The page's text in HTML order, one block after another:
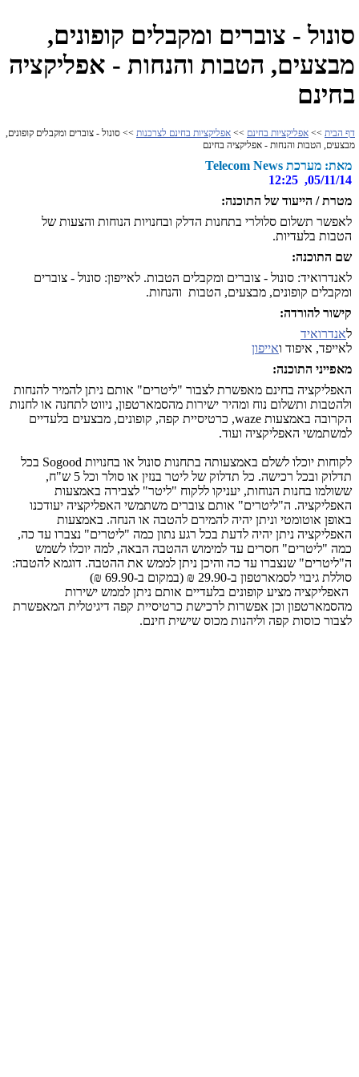
סונול - צוברים ומקבלים קופונים,
מבצעים, הטבות והנחות - אפליקציה
בחינם
דף הבית >> אפליקציות בחינם >> אפליקציות בחינם לצרכנות >> סונול - צוברים ומקבלים קופונים,
מבצעים, הטבות והנחות - אפליקציה בחינם
מאת: מערכת Telecom News
05/11/14, 12:25
מטרת / הייעוד של התוכנה:
לאפשר תשלום סלולרי בתחנות הדלק ובחנויות הנוחות והצעות של
הטבות בלעדיות.
שם התוכנה:
לאנדרואיד: סונול - צוברים ומקבלים הטבות. לאייפון: סונול - צוברים
ומקבלים קופונים, מבצעים, הטבות והנחות.
קישור להורדה:
לאנדרואיד
לאייפד, איפוד ואייפון
מאפייני התוכנה:
האפליקציה בחינם מאפשרת לצבור "ליטרים" אותם ניתן להמיר להנחות
ולהטבות ותשלום נוח ומהיר ישירות מהסמארטפון, ניווט לתחנה או לחנות
הקרובה באמצעות waze, כרטיסיית קפה, קופונים, מבצעים בלעדיים
למשתמשי האפליקציה ועוד.
לקוחות יוכלו לשלם באמצעותה בתחנות סונול או בחנויות Sogood בכל
תדלוק ובכל רכישה. כל תדלוק של ליטר בנזין או סולר וכל 5 ש"ח,
ששולמו בחנות הנוחות, יעניקו ללקוח "ליטר" לצבירה באמצעות
האפליקציה. ה"ליטרים" אותם צוברים משתמשי האפליקציה יעודכנו
באופן אוטומטי וניתן יהיה להמירם להטבה או הנחה. באמצעות
האפליקציה ניתן יהיה לדעת בכל רגע נתון כמה "ליטרים" נצברו עד כה,
כמה "ליטרים" חסרים עד למימוש ההטבה הבאה, למה יוכלו לשמש
ה"ליטרים" שנצברו עד כה והיכן ניתן לממש את ההטבה. דוגמא להטבה:
סוללת גיבוי לסמארטפון ב-29.90 ₪ (במקום ב-69.90 ₪)
האפליקציה מציע קופונים בלעדיים אותם ניתן לממש ישירות
מהסמארטפון וכן אפשרות לרכישת כרטיסיית קפה דיגיטלית המאפשרת
לצבור כוסות קפה וליהנות מכוס שישית חינם.